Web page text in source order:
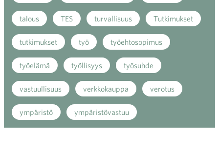
talous TES turvallisuus Tutkimukset
tutkimukset työ työehtosopimus
työelämä työllisyys työsuhde
vastuullisuus verkkokauppa verotus
ympäristö ympäristövastuu